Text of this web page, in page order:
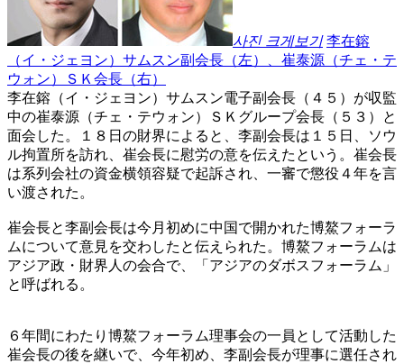
사진 크게보기 李在鎔
（イ・ジェヨン）サムスン副会長（左）、崔泰源（チェ・テ
ウォン）ＳＫ会長（右）
李在鎔（イ・ジェヨン）サムスン電子副会長（４５）が収監
中の崔泰源（チェ・テウォン）ＳＫグループ会長（５３）と
面会した。１８日の財界によると、李副会長は１５日、ソウ
ル拘置所を訪れ、崔会長に慰労の意を伝えたという。崔会長
は系列会社の資金横領容疑で起訴され、一審で懲役４年を言
い渡された。
崔会長と李副会長は今月初めに中国で開かれた博鰲フォーラ
ムについて意見を交わしたと伝えられた。博鰲フォーラムは
アジア政・財界人の会合で、「アジアのダボスフォーラム」
と呼ばれる。
６年間にわたり博鰲フォーラム理事会の一員として活動した
崔会長の後を継いで、今年初め、李副会長が理事に選任され